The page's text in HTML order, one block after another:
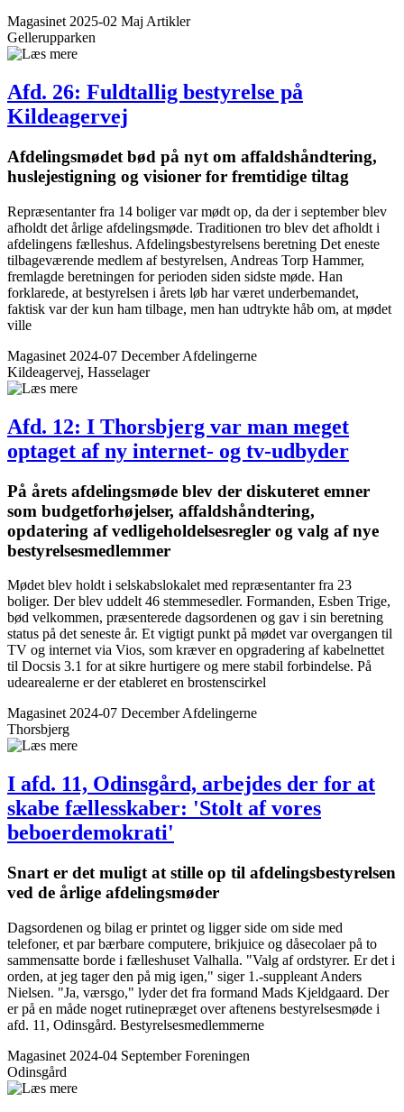
Magasinet 2025-02 Maj Artikler
Gellerupparken
Afd. 26: Fuldtallig bestyrelse på
Kildeagervej
Afdelings­mødet bød på nyt om affaldshåndtering,
husleje­stigning og visioner for fremtidige tiltag
Repræsentanter fra 14 boliger var mødt op, da der i september blev
afholdt det årlige afdelingsmøde. Traditionen tro blev det afholdt i
afdelingens fælleshus. Afdelingsbestyrelsens beretning Det eneste
tilbageværende medlem af bestyrelsen, Andreas Torp Hammer,
fremlagde beretningen for perioden siden sidste møde. Han
forklarede, at bestyrelsen i årets løb har været underbemandet,
faktisk var der kun ham tilbage, men han udtrykte håb om, at mødet
ville
Magasinet 2024-07 December Afdelingerne
Kildeagervej, Hasselager
Afd. 12: I Thorsbjerg var man meget
optaget af ny internet- og tv-udbyder
På årets afdelings­møde blev der diskuteret emner
som budgetforhøjelser, affaldshåndtering,
opdatering af vedligeholdelsesregler og valg af nye
bestyrelsesmedlemmer
Mødet blev holdt i selskabslokalet med repræsentanter fra 23
boliger. Der blev uddelt 46 stemmesedler. Formanden, Esben Trige,
bød velkommen, præsenterede dagsordenen og gav i sin beretning
status på det seneste år. Et vigtigt punkt på mødet var overgangen til
TV og internet via Vios, som kræver en opgradering af kabelnettet
til Docsis 3.1 for at sikre hurtigere og mere stabil forbindelse. På
udearealerne er der etableret en brostenscirkel
Magasinet 2024-07 December Afdelingerne
Thorsbjerg
I afd. 11, Odinsgård, arbejdes der for at
skabe ­fælles­skaber: 'Stolt af vores
beboer­demo­kra­ti'
Snart er det muligt at stille op til afdelings­bestyrelsen
ved de årlige afdelings­møder
Dagsordenen og bilag er printet og ligger side om side med
telefoner, et par bærbare computere, brikjuice og dåsecolaer på to
sammensatte borde i fælleshuset Valhalla. "Valg af ordstyrer. Er det i
orden, at jeg tager den på mig igen," siger 1.-suppleant Anders
Nielsen. "Ja, værsgo," lyder det fra formand Mads Kjeldgaard. Der
er på en måde noget rutinepræget over aftenens bestyrelsesmøde i
afd. 11, Odinsgård. Bestyrelsesmedlemmerne
Magasinet 2024-04 September Foreningen
Odinsgård